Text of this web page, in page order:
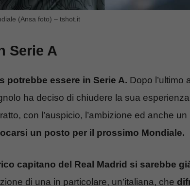
(Ansa foto) – tshot.it
Serie A
potrebbe essere in Serie A. Dopo l’ultimo
ha deciso di chiudere la sua
con l’auspicio, l’ambizione ed anche un
un posto per il prossimo Mondiale.
capitano del Real Madrid si sarebbe
di una in particolare, un’italiana, che